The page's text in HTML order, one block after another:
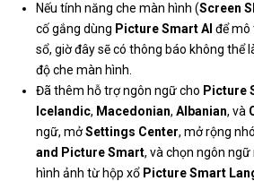
Nếu tính năng che màn hình (Screen
cố gắng dùng Picture Smart AI để mô
sổ, giờ đây sẽ có thông báo không thể
độ che màn hình.
Đã thêm hỗ trợ ngôn ngữ cho Picture
Icelandic, Macedonian, Albanian, và
ngữ, mởSettings Center, mở rộng
and Picture Smart, và chọn ngôn
hình ảnh từ hộp xổ Picture Smart